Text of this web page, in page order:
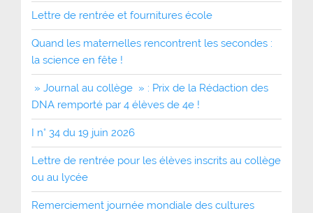
Lettre de rentrée et fournitures école
Quand les maternelles rencontrent les secondes :
la science en fête !
» Journal au collège » : Prix de la Rédaction des
DNA remporté par 4 élèves de 4e !
I n° 34 du 19 juin 2026
Lettre de rentrée pour les élèves inscrits au collège
ou au lycée
Remerciement journée mondiale des cultures